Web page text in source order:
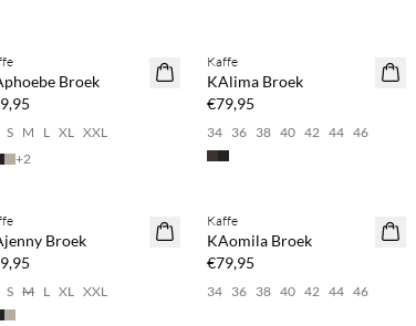
Broek
S M L XL XXL
+2
NEWS
Kaffe
KAlima Broek
€79,95
34 36 38 40 42 44 46
Broek
S M L XL XXL
NEWS
Kaffe
KAomila Broek
€79,95
34 36 38 40 42 44 46